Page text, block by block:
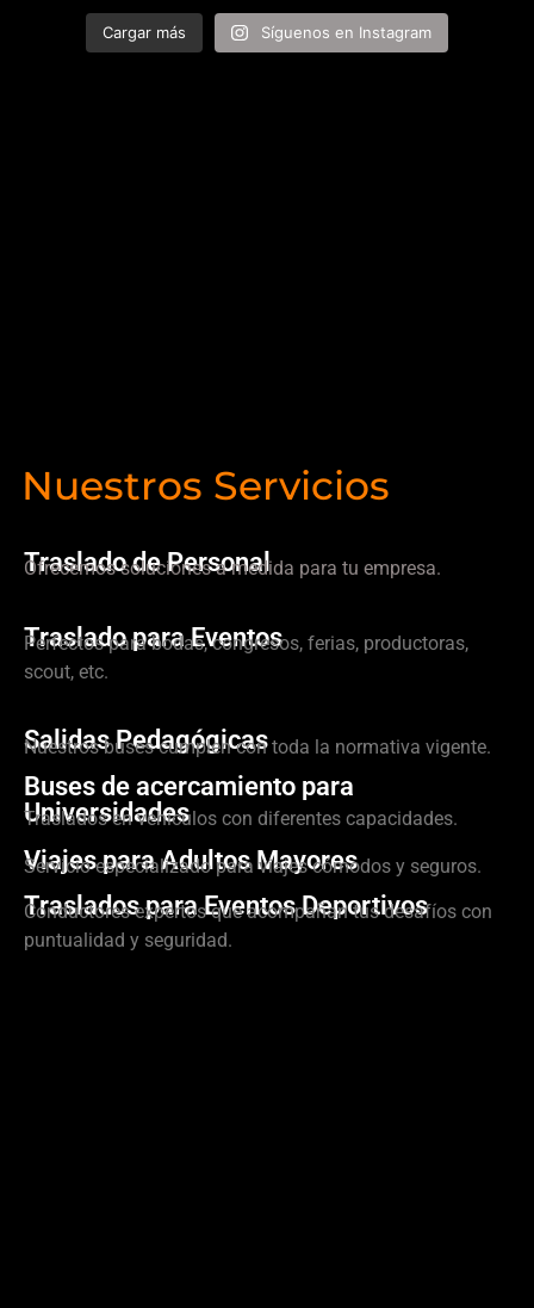
Cargar más Síguenos en Instagram
Nuestros Servicios
Traslado de Personal
Ofrecemos soluciones a medida para tu empresa.
Traslado para Eventos
Perfectos para bodas, congresos, ferias, productoras,
scout, etc.
Salidas Pedagógicas
Nuestros buses cumplen con toda la normativa vigente.
Buses de acercamiento para
Universidades
Traslados en vehículos con diferentes capacidades.
Viajes para Adultos Mayores
Servicio especializado para viajes cómodos y seguros.
Traslados para Eventos Deportivos
Conductores expertos que acompañan tus desafíos con
puntualidad y seguridad.